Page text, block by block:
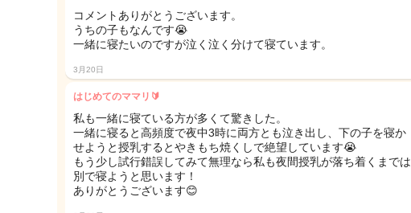
コメントありがとうございます。
うちの子もなんです😭
一緒に寝たいのですが泣く泣く分けて寝ています。
3月20日
はじめてのママリ🔰
私も一緒に寝ている方が多くて驚きした。
一緒に寝ると高頻度で夜中3時に両方とも泣き出し、下の子を寝か
せようと授乳するとやきもち焼くしで絶望しています😭
もう少し試行錯誤してみて無理なら私も夜間授乳が落ち着くまでは
別で寝ようと思います！
ありがとうございます😊